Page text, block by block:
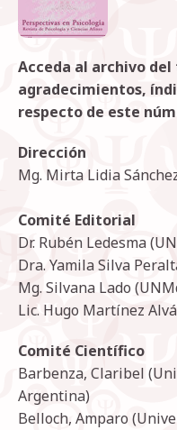
Acceda al archivo
agradecimientos,
respecto de este
Dirección
Mg. Mirta Lidia
Comité Editorial
Dr. Rubén Ledesma
Dra. Yamila Silva
Mg. Silvana Lado
Lic. Hugo Martínez
Comité Científico
Barbenza, Claribel
Argentina)
Belloch, Amparo